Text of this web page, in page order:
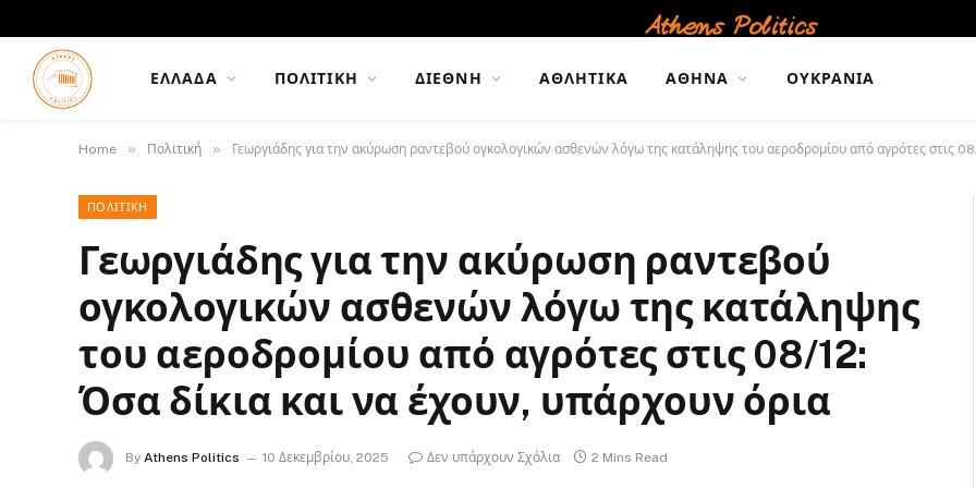
ΕΛΛΆΔΑ ΠΟΛΙΤΙΚΉ ΔΙΕΘΝΉ ΑΘΛΗΤΙΚΆ ΑΘΉΝΑ ΟΥΚΡΑΝΊΑ
Home » Πολιτική » Γεωργιάδης για την ακύρωση ραντεβού ογκολογικών ασθενών λόγω της κατάληψης του αεροδρομίου από αγρότες στις
ΠΟΛΙΤΙΚΉ
Γεωργιάδης για την ακύρωση ραντεβού
ογκολογικών ασθενών λόγω της κατάληψης
του αεροδρομίου από αγρότες στις 08/12:
Όσα δίκια και να έχουν, υπάρχουν όρια
By Athens Politics 10 Δεκεμβρίου, 2025 Δεν υπάρχουν Σχόλια 2 Mins Read